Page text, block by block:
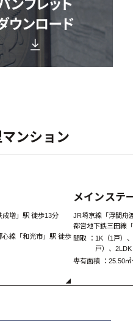
ンション
成増」駅 徒歩13分
心線「和光市」駅 徒歩
メインステ
JR埼京線「浮間舟
都営地下鉄三田線
間取 ： 1K（1戸）
戸）、
専有面積 ： 25.50
1K